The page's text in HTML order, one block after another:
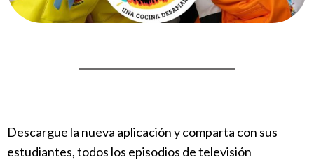
Descargue la nueva aplicación y comparta con sus
estudiantes, todos los episodios de televisión